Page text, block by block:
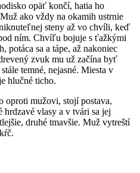
opäť končí, hatia ho
ako vždy na okamih ustrnie
steny až vo chvíli, keď
ním. Chvíľu bojuje s ťažkými
potáca sa a tápe, až nakoniec
zvuk mu už začína byť
temné, nejasné. Miesta v
hlučné ticho.
oproti mužovi, stojí postava,
hrdzavé vlasy a v tvári sa jej
druhé tmavšie. Muž vytreští